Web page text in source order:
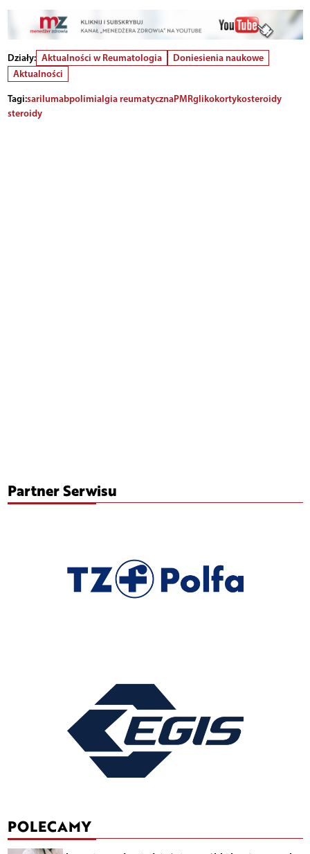
Działy: Aktualności w Reumatologia
Doniesienia naukowe
Aktualności
Tagi:sarilumabpolimialgia reumatycznaPMRglikokortykosteroidy
steroidy
Partner Serwisu
POLECAMY